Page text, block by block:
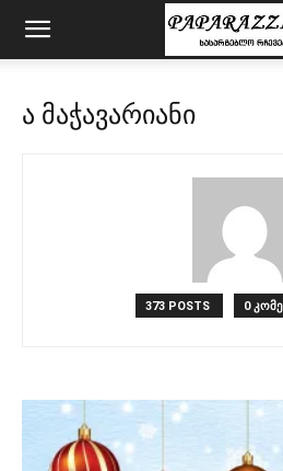
ა მაჭავარიანი
373 POSTS 0